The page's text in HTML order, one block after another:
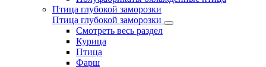
Птица глубокой заморозки
Птица глубокой заморозки
Смотреть весь раздел
Курица
Птица
Фарш